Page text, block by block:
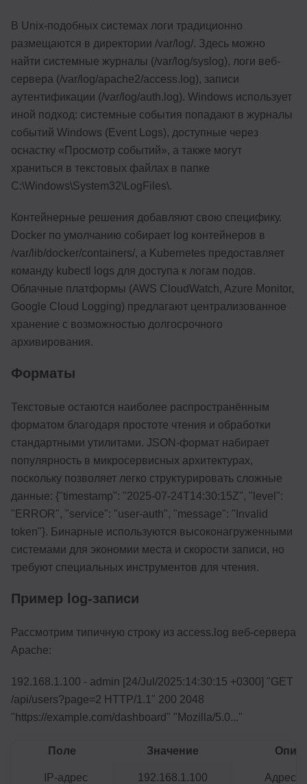
В Unix-подобных системах логи традиционно
размещаются в директории /var/log/. Здесь можно
найти системные журналы (/var/log/syslog), логи веб-
сервера (/var/log/apache2/access.log), записи
аутентификации (/var/log/auth.log). Windows использует
иной подход: системные события попадают в журналы
событий Windows (Event Logs), доступные через
оснастку «Просмотр событий», а также могут
храниться в текстовых файлах в папке
C:\Windows\System32\LogFiles\.
Контейнерные решения добавляют свою специфику.
Docker по умолчанию собирает log контейнеров в
/var/lib/docker/containers/, а Kubernetes предоставляет
команду kubectl logs для доступа к логам подов.
Облачные платформы (AWS CloudWatch, Azure Monitor,
Google Cloud Logging) предлагают централизованное
хранение с возможностью долгосрочного
архивирования.
Форматы
Текстовые остаются наиболее распространённым
форматом благодаря простоте чтения и обработки
стандартными утилитами. JSON-формат набирает
популярность в микросервисных архитектурах,
поскольку позволяет легко структурировать сложные
данные: {"timestamp": "2025-07-24T14:30:15Z", "level":
"ERROR", "service": "user-auth", "message": "Invalid
token"}. Бинарные используются высоконагруженными
системами для экономии места и скорости записи, но
требуют специальных инструментов для чтения.
Пример log-записи
Рассмотрим типичную строку из access.log веб-сервера
Apache:
192.168.1.100 - admin [24/Jul/2025:14:30:15 +0300] "GET
/api/users?page=2 HTTP/1.1" 200 2048
"https://example.com/dashboard" "Mozilla/5.0..."
Поле Значение
IP-адрес 192.168.1.100 Адрес